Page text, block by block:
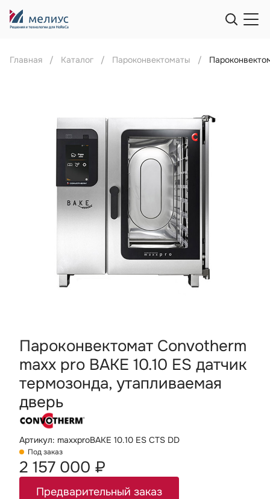
Главная Каталог Пароконвектоматы
Пароконвектомат Convotherm
maxx pro BAKE 10.10 ES датчик
термозонда, утапливаемая
дверь
Артикул: maxxproBAKE 10.10 ES CTS DD
Под заказ
2 157 000 ₽
Предварительный заказ